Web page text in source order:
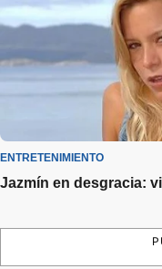
ENTRETENIMIENTO
Jazmín en desgracia: